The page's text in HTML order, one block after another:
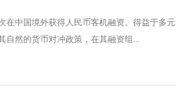
在中国境外获得人民币客机融资。得益于多元
自然的货币对冲政策，在其融资组...